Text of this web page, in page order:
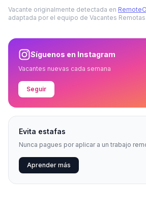
Vacante originalmente detectada en
adaptada por el equipo de Vacantes Remotas.
Síguenos en Instagram
Vacantes nuevas cada semana
Seguir
Evita estafas
Nunca pagues por aplicar a un trabajo
Aprender más